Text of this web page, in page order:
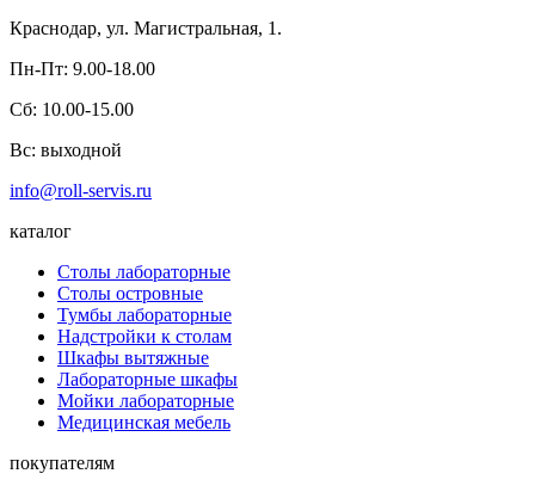
Краснодар, ул. Магистральная, 1.
Пн-Пт: 9.00-18.00
Сб: 10.00-15.00
Вс: выходной
info@roll-servis.ru
каталог
Столы лабораторные
Столы островные
Тумбы лабораторные
Надстройки к столам
Шкафы вытяжные
Лабораторные шкафы
Мойки лабораторные
Медицинская мебель
покупателям